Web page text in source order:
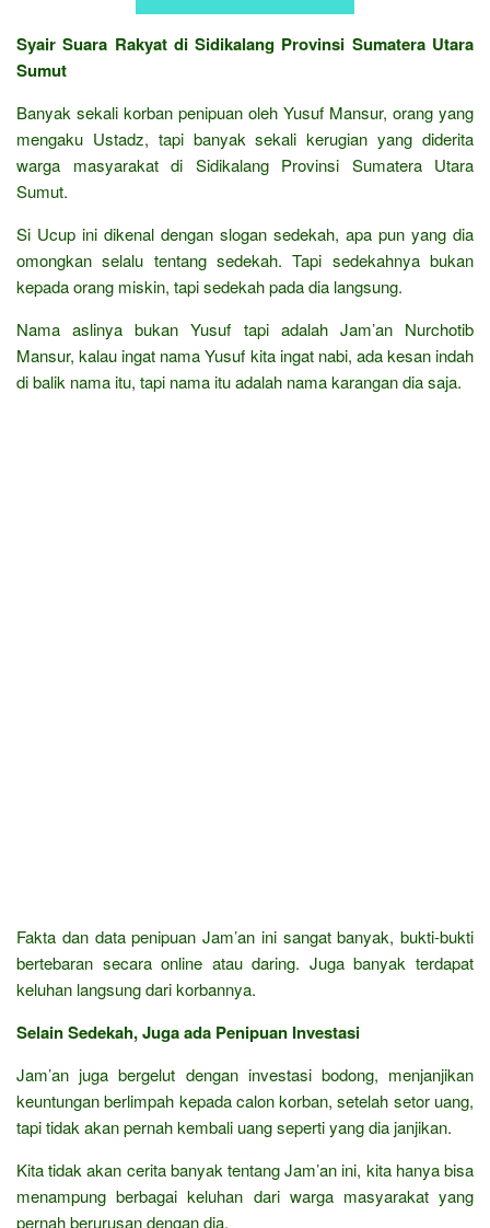
Syair Suara Rakyat di Sidikalang Provinsi Sumatera Utara
Sumut
Banyak sekali korban penipuan oleh Yusuf Mansur, orang yang
mengaku Ustadz, tapi banyak sekali kerugian yang diderita
warga masyarakat di Sidikalang Provinsi Sumatera Utara
Sumut.
Si Ucup ini dikenal dengan slogan sedekah, apa pun yang dia
omongkan selalu tentang sedekah. Tapi sedekahnya bukan
kepada orang miskin, tapi sedekah pada dia langsung.
Nama aslinya bukan Yusuf tapi adalah Jam’an Nurchotib
Mansur, kalau ingat nama Yusuf kita ingat nabi, ada kesan indah
di balik nama itu, tapi nama itu adalah nama karangan dia saja.
Fakta dan data penipuan Jam’an ini sangat banyak, bukti-bukti
bertebaran secara online atau daring. Juga banyak terdapat
keluhan langsung dari korbannya.
Selain Sedekah, Juga ada Penipuan Investasi
Jam’an juga bergelut dengan investasi bodong, menjanjikan
keuntungan berlimpah kepada calon korban, setelah setor uang,
tapi tidak akan pernah kembali uang seperti yang dia janjikan.
Kita tidak akan cerita banyak tentang Jam’an ini, kita hanya bisa
menampung berbagai keluhan dari warga masyarakat yang
pernah berurusan dengan dia.